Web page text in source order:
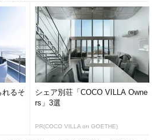
れるそ
シェア別荘「COCO VILLA Owne
rs」3選
PR(COCO VILLA on GOETHE)